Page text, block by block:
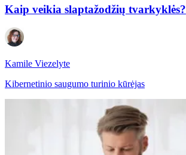
Kaip veikia slaptažodžių tvarkyklės?
Kamile Viezelyte
Kibernetinio saugumo turinio kūrėjas